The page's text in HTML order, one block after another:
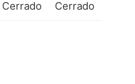
Cerrado Cerrado